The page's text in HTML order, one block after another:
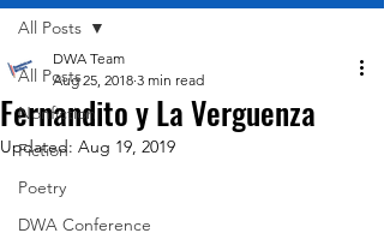
All Posts
Nonfiction
Fiction
Poetry
DWA Conference
All Posts
Fernandito y La Verguenza
DWA Team
Aug 25, 2018 3 min read
Updated: Aug 19, 2019